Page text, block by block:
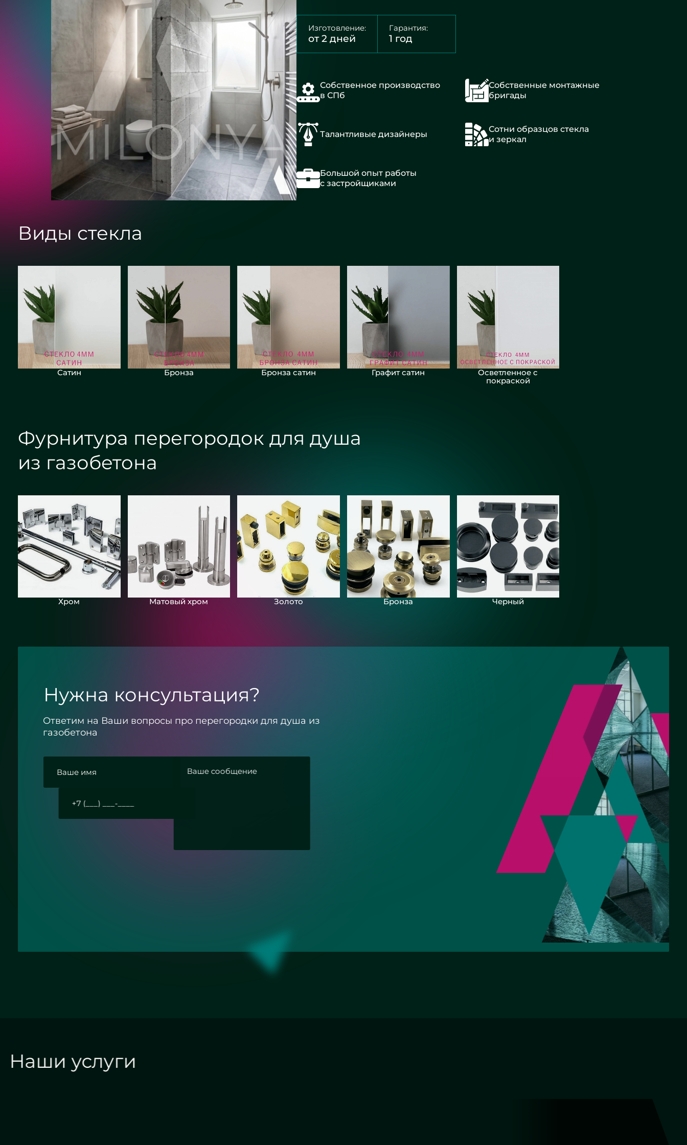
Изготовление:
от 2 дней
Гарантия:
1 год
Собственное производство
в СПб
Собственные монтажные
бригады
Талантливые дизайнеры
Сотни образцов стекла
и зеркал
Большой опыт работы
с застройщиками
Виды стекла
Сатин Бронза Бронза сатин Графит сатин
Осветленное с
покраской
Фурнитура перегородок для душа
из газобетона
Хром Матовый хром Золото Бронза Черный
Нужна консультация?
Ответим на Ваши вопросы про перегородки для душа из
газобетона
Наши услуги